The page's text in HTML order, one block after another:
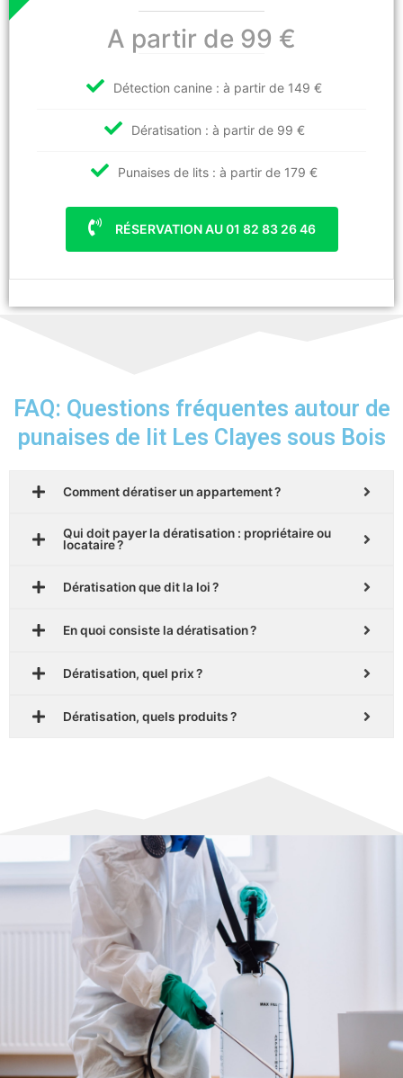
A partir de 99 €
Détection canine : à partir de 149 €
Dératisation : à partir de 99 €
Punaises de lits : à partir de 179 €
RÉSERVATION AU 01 82 83 26 46
FAQ: Questions fréquentes autour de
punaises de lit Les Clayes sous Bois
Comment dératiser un appartement ?
Qui doit payer la dératisation : propriétaire ou
locataire ?
Dératisation que dit la loi ?
En quoi consiste la dératisation ?
Dératisation, quel prix ?
Dératisation, quels produits ?